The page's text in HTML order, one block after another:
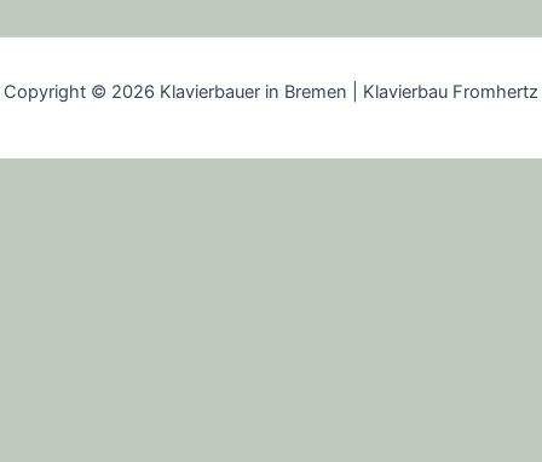
Copyright © 2026 Klavierbauer in Bremen | Klavierbau Fromhertz